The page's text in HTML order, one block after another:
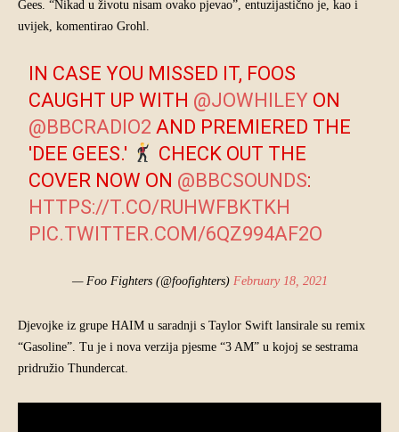
Gees. “Nikad u životu nisam ovako pjevao”, entuzijastično je, kao i
uvijek, komentirao Grohl.
IN CASE YOU MISSED IT, FOOS
CAUGHT UP WITH @JOWHILEY ON
@BBCRADIO2 AND PREMIERED THE
'DEE GEES.'
CHECK OUT THE
COVER NOW ON @BBCSOUNDS:
HTTPS://T.CO/RUHWFBKTKH
PIC.TWITTER.COM/6QZ994AF2O
— Foo Fighters (@foofighters) February 18, 2021
Djevojke iz grupe HAIM u saradnji s Taylor Swift lansirale su remix
“Gasoline”. Tu je i nova verzija pjesme “3 AM” u kojoj se sestrama
pridružio Thundercat.